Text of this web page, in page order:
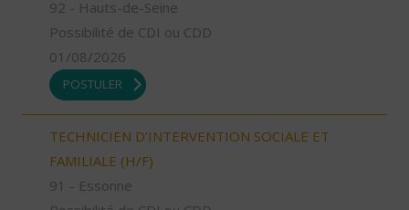
92 - Hauts-de-Seine
Possibilité de CDI ou CDD
01/08/2026
POSTULER
TECHNICIEN D’INTERVENTION SOCIALE ET
FAMILIALE (H/F)
91 - Essonne